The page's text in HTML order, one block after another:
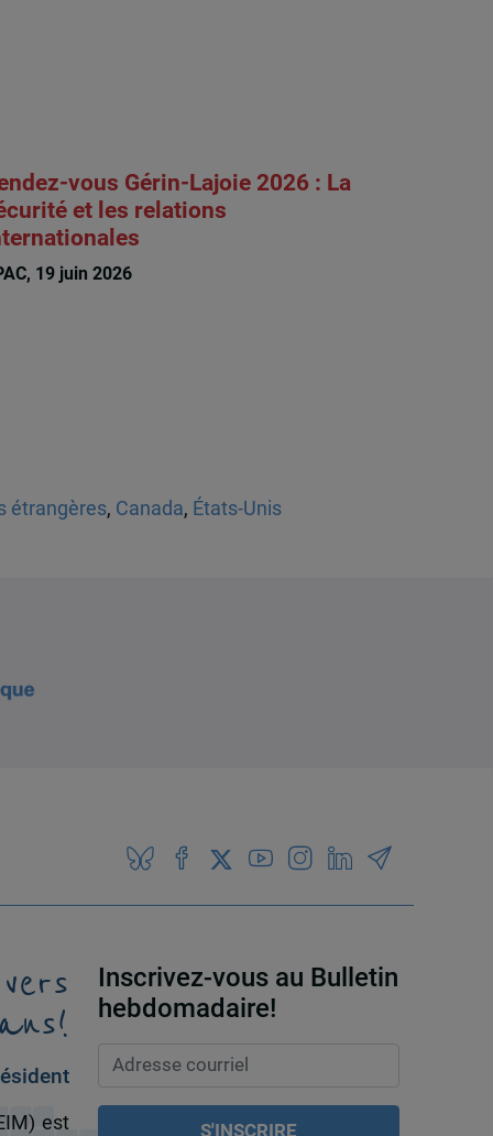
vous Gérin-Lajoie 2026 : La
et les relations
19 juin 2026
étrangères, Canada, États-Unis
est
Inscrivez-vous au Bulletin
hebdomadaire!